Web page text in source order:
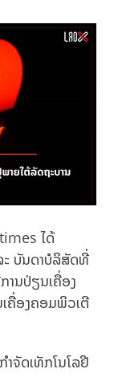
ໄດ້
ະ ບັນດາບໍລິສັດທີ່
ນປ່ຽນເຄື່ອງ
ຄື່ອງຄອມພິວເຕີ
າຈັດເທັກໂນໂລຢີ